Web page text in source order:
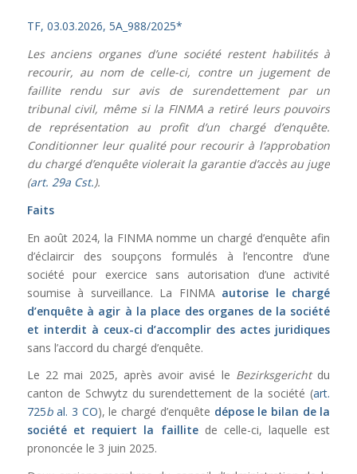
TF, 03.03.2026, 5A_988/2025*
Les anciens organes d’une société restent habilités à
recourir, au nom de celle-ci, contre un jugement de
faillite rendu sur avis de surendettement par un
tribunal civil, même si la FINMA a retiré leurs pouvoirs
de représentation au profit d’un chargé d’enquête.
Conditionner leur qualité pour recourir à l’approbation
du chargé d’enquête violerait la garantie d’accès au juge
(art. 29a Cst.).
Faits
En août 2024, la FINMA nomme un chargé d’enquête afin
d’éclaircir des soupçons formulés à l’encontre d’une
société pour exercice sans autorisation d’une activité
soumise à surveillance. La FINMA autorise le chargé
d’enquête à agir à la place des organes de la société
et interdit à ceux-ci d’accomplir des actes juridiques
sans l’accord du chargé d’enquête.
Le 22 mai 2025, après avoir avisé le Bezirksgerichtdu
canton de Schwytz du surendettement de la société (art.
725bal. 3 CO), le chargé d’enquête dépose le bilan de la
société et requiert la faillitede celle-ci, laquelle est
prononcée le 3 juin 2025.